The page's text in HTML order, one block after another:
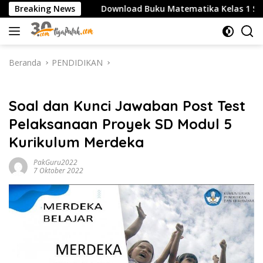
Langsung
ke
konten
Breaking News
SMK Download Buku Matematika Kelas 1 SD
Beranda PENDIDIKAN
Soal dan Kunci Jawaban Post Test
Pelaksanaan Proyek SD Modul 5
Kurikulum Merdeka
PakGuru2022
7 Oktober 2022